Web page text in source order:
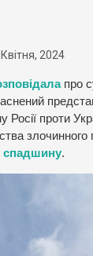
2024
про
Росії проти
злочинного
спадшину.